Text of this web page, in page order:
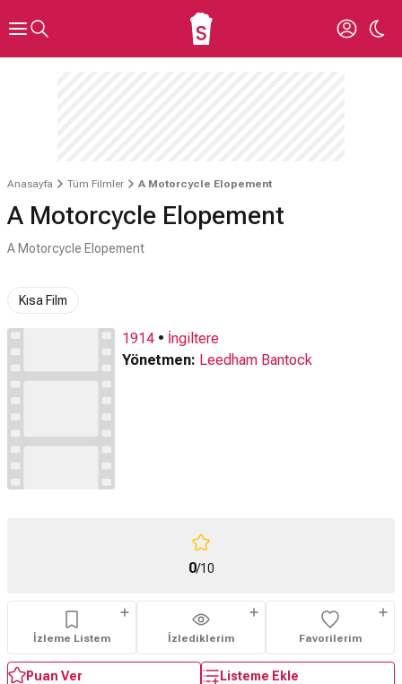
Anasayfa Tüm Filmler A Motorcycle Elopement
A Motorcycle Elopement
A Motorcycle Elopement
Kısa Film
1914 • İngiltere
Yönetmen: Leedham Bantock
0/10
İzleme Listem İzlediklerim Favorilerim
Puan Ver Listeme Ekle